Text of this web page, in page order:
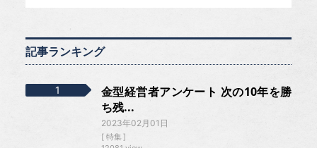
記事ランキング
金型経営者アンケート 次の10年を勝
ち残...
2023年02月01日
特集